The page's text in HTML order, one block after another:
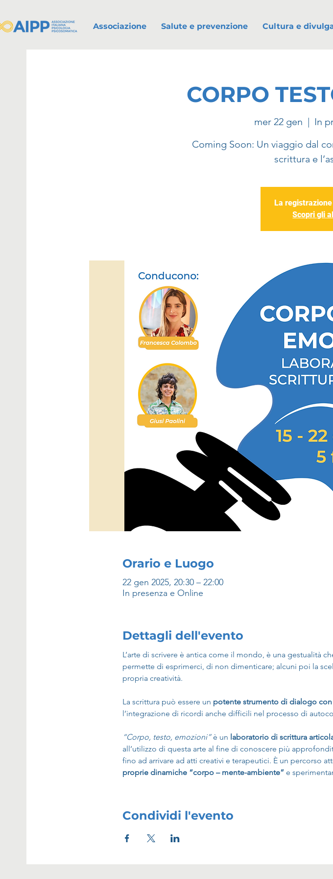
Associazione Salute e prevenzione Cultura e
CORPO
mer 22 gen
  |
In
Coming Soon: Un viaggio dal
scrittura e
La
Scopri gli
Orario e Luogo
22 gen 2025, 20:30 – 22:00
In presenza e Online
Dettagli dell'evento
L’arte di scrivere è antica come il mondo, è una gestualità
permette di esprimerci, di non dimenticare; alcuni poi la
propria creatività.
La scrittura può essere un potente strumento di dialogo con
l’integrazione di ricordi anche difficili nel processo di
“Corpo, testo, emozioni” è un laboratorio di scrittura
all’utilizzo di questa arte al fine di conoscere più
fino ad arrivare ad atti creativi e terapeutici. È un percorso
proprie dinamiche “corpo – mente-ambiente” e
Condividi l'evento